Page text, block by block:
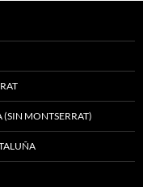
(SIN MONTSERRAT)